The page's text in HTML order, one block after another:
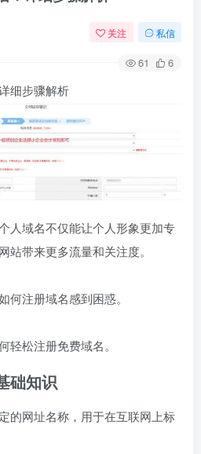
关注 私信
61 6
细步骤解析
人域名不仅能让个人形象更加专
站带来更多流量和关注度。
何注册域名感到困惑。
轻松注册免费域名。
础知识
的网址名称，用于在互联网上标